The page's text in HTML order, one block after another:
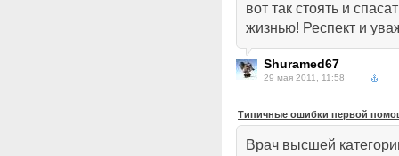
вот так стоять и
жизнью! Респект и
Shuramed67
29 мая 2011, 11:58
Типичные ошибки первой
Врач высшей